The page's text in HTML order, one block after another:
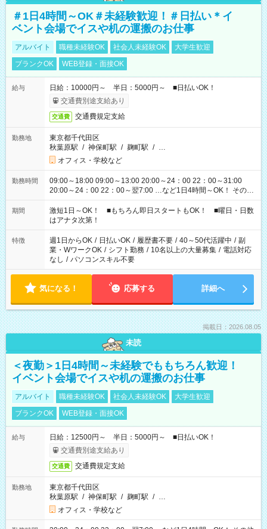
＃1日4時間～OK＃未経験歓迎！＃日払い＊イ
ベント会場でイスや机の運搬のお仕事
アルバイト 職種未経験OK 社会人未経験OK
大学生歓迎
ブランクOK
WEB登録・面接OK
給与
日給：10000円～ 半日：5000円～ ■日払いOK！
交通費別途支給あり
交通費 交通費規定支給
勤務地
東京都千代田区
秋葉原駅 / 神保町駅 / 麹町駅 / …
オフィス・学校など
勤務時間
09:00～18:00 09:00～13:00 20:00～24：00 22：00～31:00
20:00～24：00 22：00～翌7:00 …など1日4時間～OK！ その他
シフトもございます！ お気軽にご相談ください！
期間
激短1日～OK！ ■もちろん即日スタートもOK！ ■曜日・日数
はアナタ次第！
特徴 週1日からOK / 日払いOK / 履歴書不要 / 40～50代活躍中 / 副
業・WワークOK / シフト勤務 / 10名以上の大量募集 / 電話対応
なし / パソコンスキル不要
気になる！ 応募する 詳細へ
掲載日：2026.08.05
未読
＜夜勤＞1日4時間～未経験でももちろん歓迎！
イベント会場でイスや机の運搬のお仕事
アルバイト 職種未経験OK 社会人未経験OK
大学生歓迎
ブランクOK
WEB登録・面接OK
給与
日給：12500円～ 半日：5000円～ ■日払いOK！
交通費別途支給あり
交通費 交通費規定支給
勤務地
東京都千代田区
秋葉原駅 / 神保町駅 / 麹町駅 / …
オフィス・学校など